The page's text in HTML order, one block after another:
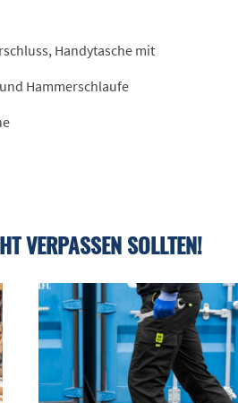
Handytasche mit
Hammerschlaufe
VERPASSEN SOLLTEN!